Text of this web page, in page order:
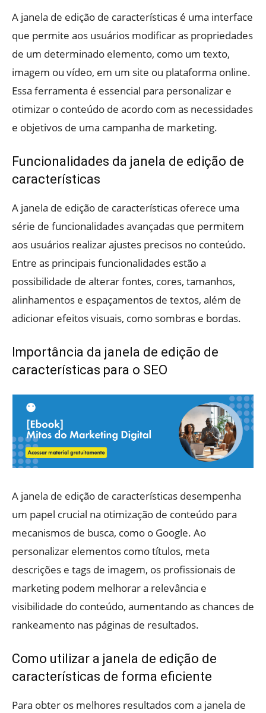
A janela de edição de características é uma interface
que permite aos usuários modificar as propriedades
de um determinado elemento, como um texto,
imagem ou vídeo, em um site ou plataforma online.
Essa ferramenta é essencial para personalizar e
otimizar o conteúdo de acordo com as necessidades
e objetivos de uma campanha de marketing.
Funcionalidades da janela de edição de
características
A janela de edição de características oferece uma
série de funcionalidades avançadas que permitem
aos usuários realizar ajustes precisos no conteúdo.
Entre as principais funcionalidades estão a
possibilidade de alterar fontes, cores, tamanhos,
alinhamentos e espaçamentos de textos, além de
adicionar efeitos visuais, como sombras e bordas.
Importância da janela de edição de
características para o SEO
A janela de edição de características desempenha
um papel crucial na otimização de conteúdo para
mecanismos de busca, como o Google. Ao
personalizar elementos como títulos, meta
descrições e tags de imagem, os profissionais de
marketing podem melhorar a relevância e
visibilidade do conteúdo, aumentando as chances de
rankeamento nas páginas de resultados.
Como utilizar a janela de edição de
características de forma eficiente
Para obter os melhores resultados com a janela de